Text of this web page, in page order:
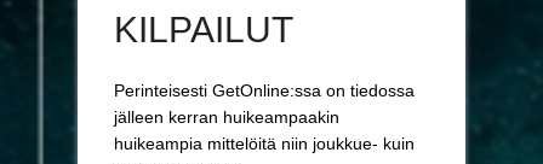
KILPAILUT
Perinteisesti GetOnline:ssa on tiedossa
jälleen kerran huikeampaakin
huikeampia mittelöitä niin joukkue- kuin